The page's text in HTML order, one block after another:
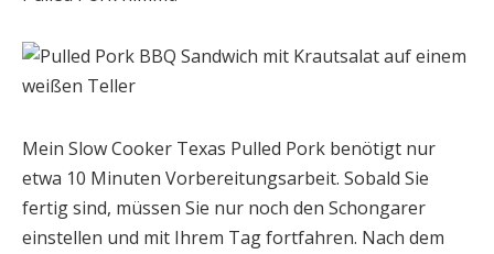
Mein Slow Cooker Texas Pulled Pork benötigt nur
etwa 10 Minuten Vorbereitungsarbeit. Sobald Sie
fertig sind, müssen Sie nur noch den Schongarer
einstellen und mit Ihrem Tag fortfahren. Nach dem